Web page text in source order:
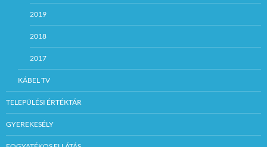
2019
2018
2017
KÁBEL TV
TELEPÜLÉSI ÉRTÉKTÁR
GYEREKESÉLY